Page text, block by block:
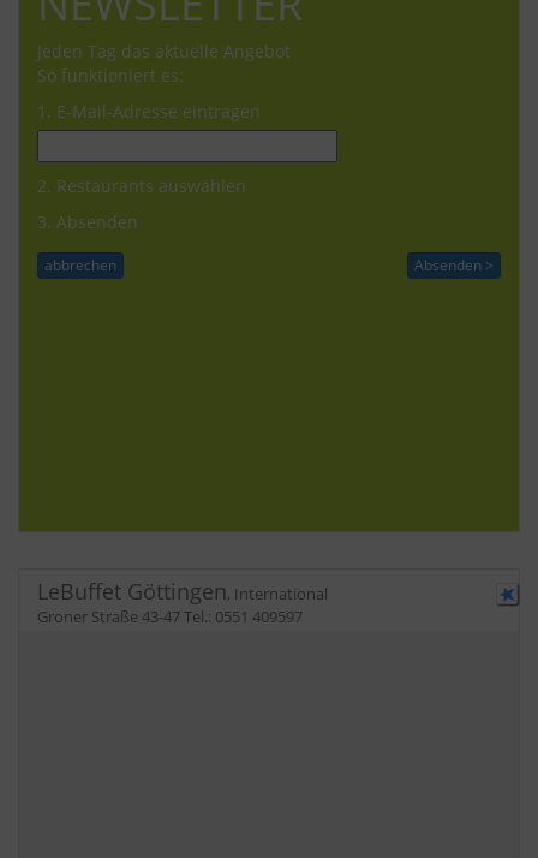
Jeden Tag das aktuelle Angebot
So funktioniert es:
1. E-Mail-Adresse eintragen
2. Restaurants auswählen
3. Absenden
LeBuffet Göttingen, International
Groner Straße 43-47Tel.: 0551 409597